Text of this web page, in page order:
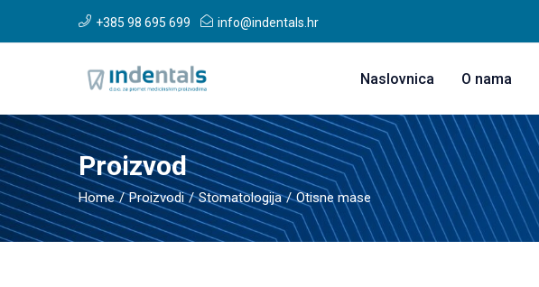
+385 98 695 699 info@indentals.hr
Naslovnica O nama
Proizvod
Home Proizvodi Stomatologija Otisne mase